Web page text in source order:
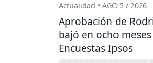
Actualidad • AGO 5 / 2026
Aprobación de
bajó en ocho
Encuestas Ipsos